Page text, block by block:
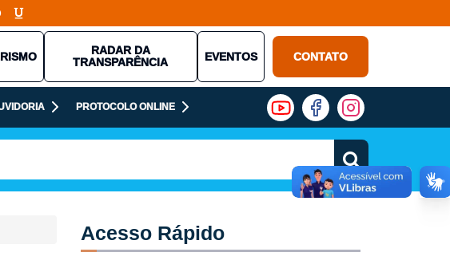
RADAR DA
TRANSPARÊNCIA
EVENTOS CONTATO
PROTOCOLO ONLINE
Acesso Rápido